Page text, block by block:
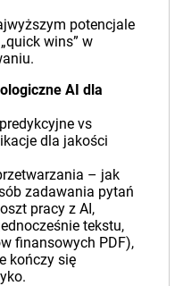
potencjale
wins” w
AI dla
vs
dla jakości
– jak
zadawania pytań
pracy z AI,
tekstu,
finansowych PDF),
kończy się